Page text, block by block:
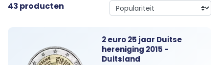
43 producten
2 euro 25 jaar Duitse
hereniging 2015 -
Duitsland